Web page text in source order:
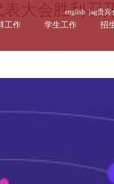
大会胜利召
english |ag贵宾
工作 学生工作 招